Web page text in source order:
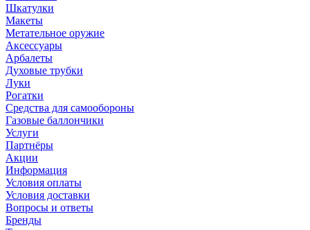
Шкатулки
Макеты
Метательное оружие
Аксессуары
Арбалеты
Духовые трубки
Луки
Рогатки
Средства для самообороны
Газовые баллончики
Услуги
Партнёры
Акции
Информация
Условия оплаты
Условия доставки
Вопросы и ответы
Бренды